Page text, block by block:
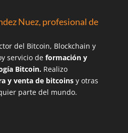
Nuez, profesional de
del Bitcoin, Blockchain y
servicio de formación y
Bitcoin.Realizo
y venta de bitcoinsy otras
parte del mundo.